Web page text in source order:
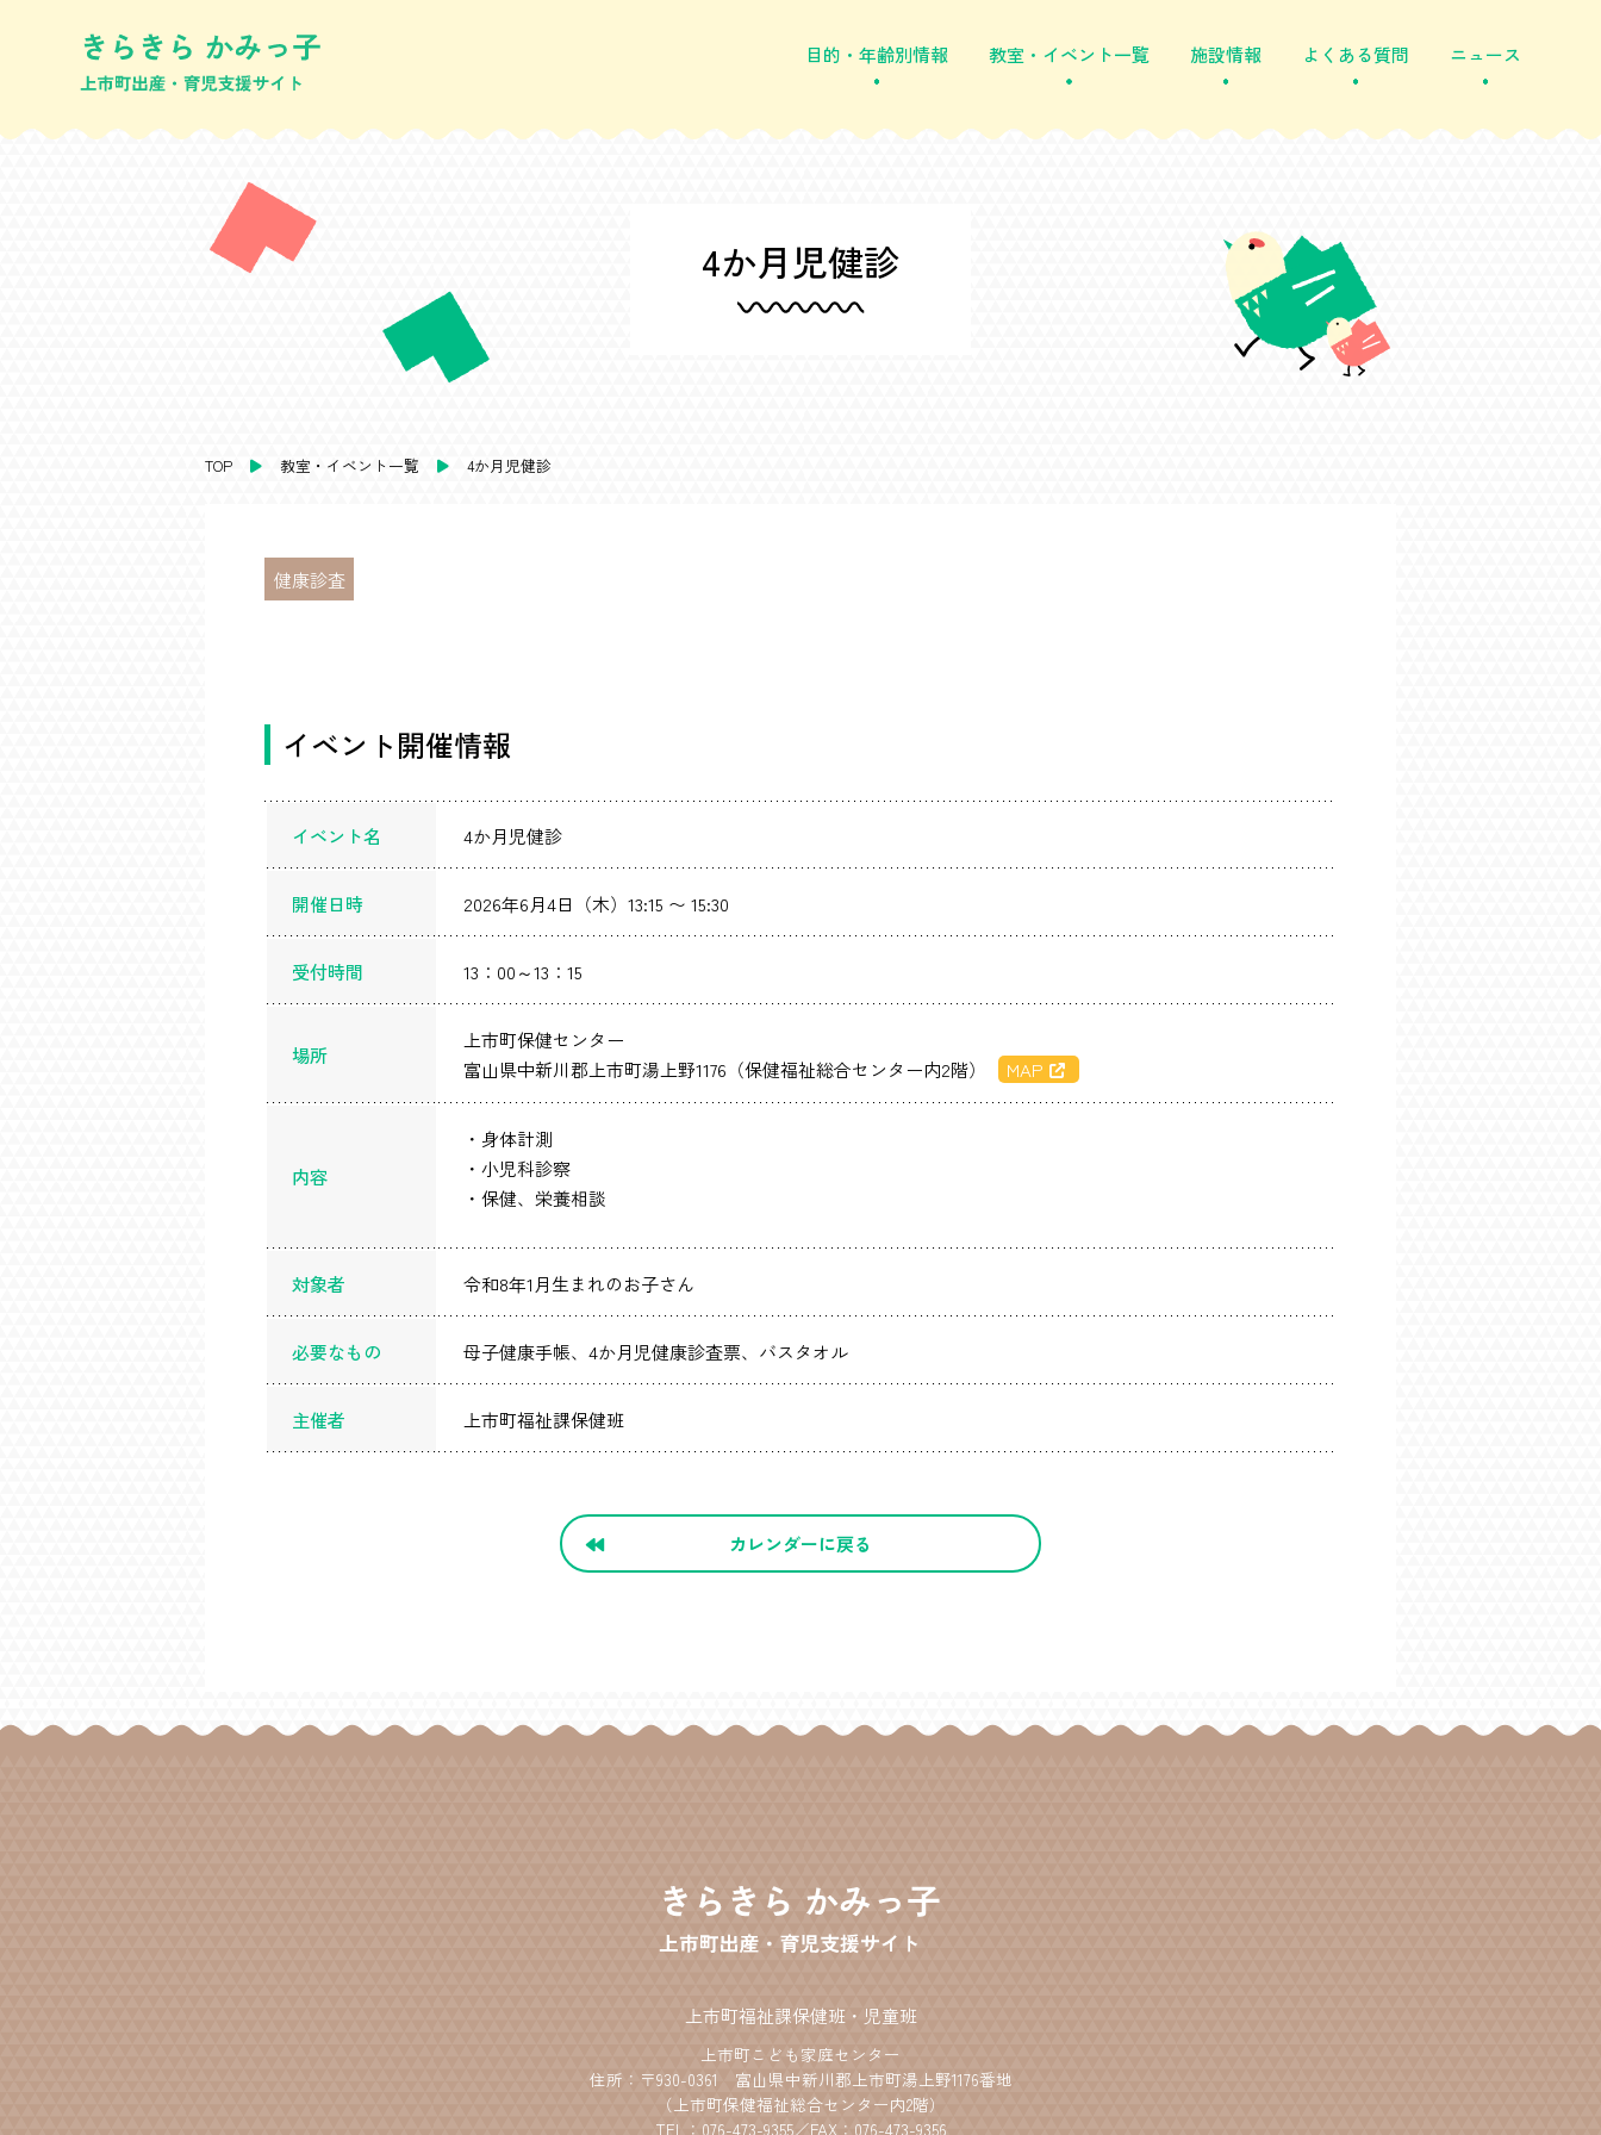
目的・年齢別情報 教室・イベント一覧 施設情報 よくある質問 ニュース
4か月児健診
TOP 教室・イベント一覧 4か月児健診
健康診査
イベント開催情報
イベント名 4か月児健診
開催日時 2026年6月4日（木）13:15 〜 15:30
受付時間 13：00～13：15
場所
上市町保健センター
富山県中新川郡上市町湯上野1176（保健福祉総合センター内2階）
MAP
内容
・身体計測
・小児科診察
・保健、栄養相談
対象者 令和8年1月生まれのお子さん
必要なもの 母子健康手帳、4か月児健康診査票、バスタオル
主催者 上市町福祉課保健班
カレンダーに戻る
上市町福祉課保健班・児童班
上市町こども家庭センター
住所：〒930-0361 富山県中新川郡上市町湯上野1176番地
（上市町保健福祉総合センター内2階）
TEL： 076-473-9355／FAX：076-473-9356